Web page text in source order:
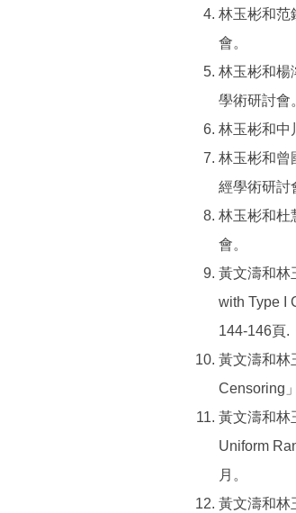
林玉彬和范
會。
林玉彬和楊
學術研討會
林玉彬和中
林玉彬和曾
經學術研討
林玉彬和杜
會。
黃文濤和林
with Type I
144-146頁.
黃文濤和林
Censoring
黃文濤和林
Uniform
月。
黃文濤和林